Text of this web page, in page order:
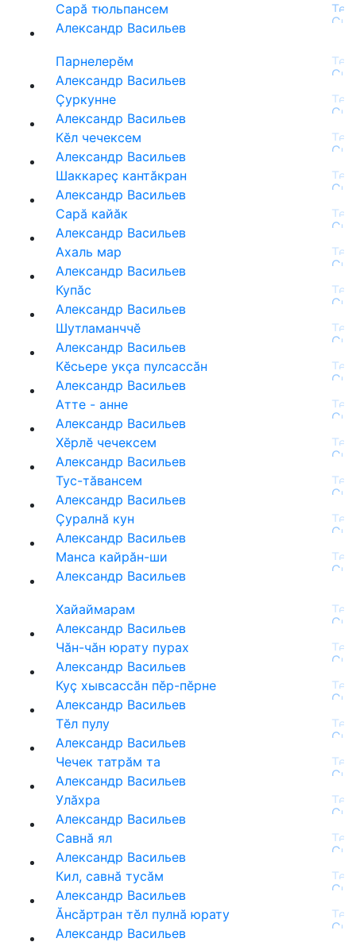
Сарă тюльпансем
Александр Васильев
Парнелерĕм
Александр Васильев
Çуркунне
Александр Васильев
Кĕл чечексем
Александр Васильев
Шаккареç кантăкран
Александр Васильев
Сарă кайăк
Александр Васильев
Ахаль мар
Александр Васильев
Купӑс
Александр Васильев
Шутламанччĕ
Александр Васильев
Кĕсьере укçа пулсассăн
Александр Васильев
Атте - анне
Александр Васильев
Хĕрлĕ чечексем
Александр Васильев
Тус-тăвансем
Александр Васильев
Çуралнă кун
Александр Васильев
Манса кайрăн-ши
Александр Васильев
Хайаймарам
Александр Васильев
Чăн-чăн юрату пурах
Александр Васильев
Куç хывсассăн пĕр-пĕрне
Александр Васильев
Тĕл пулу
Александр Васильев
Чечек татрăм та
Александр Васильев
Улăхра
Александр Васильев
Савнă ял
Александр Васильев
Кил, савнӑ тусӑм
Александр Васильев
Ăнсăртран тĕл пулнă юрату
Александр Васильев